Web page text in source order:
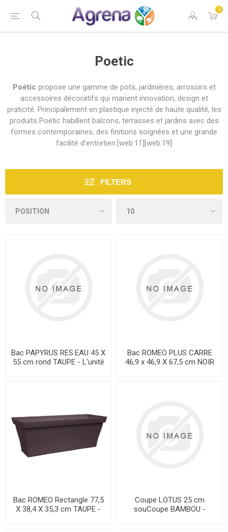
0
Poetic
Poétic propose une gamme de pots, jardinières, arrosoirs et
accessoires décoratifs qui marient innovation, design et
praticité. Principalement en plastique injecté de haute qualité, les
produits Poétic habillent balcons, terrasses et jardins avec des
formes contemporaines, des finitions soignées et une grande
facilité d’entretien.[web:11][web:19]
FILTERS
Bac PAPYRUS RES.EAU 45 X
55 cm rond TAUPE - L'unité
Bac ROMEO PLUS CARRE
46,9 x 46,9 X 67,5 cm NOIR
Bac ROMEO Rectangle 77,5
X 38,4 X 35,3 cm TAUPE -
Coupe LOTUS 25 cm
souCoupe BAMBOU -